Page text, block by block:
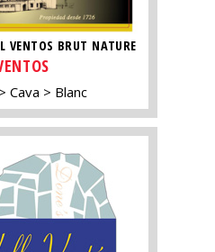
VENTOS BRUT NATURE
Cava Blanc